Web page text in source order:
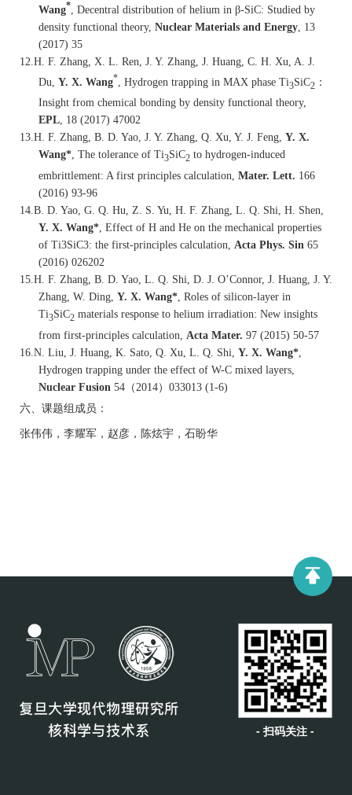
Wang* , Decentral distribution of helium in β-SiC: Studied by
density functional theory, Nuclear Materials and Energy , 13
(2017) 35
12. H. F. Zhang, X. L. Ren, J. Y. Zhang, J. Huang, C. H. Xu, A. J.
Du, Y. X. Wang* , Hydrogen trapping in MAX phase Ti3SiC2 ：
Insight from chemical bonding by density functional theory,
EPL, 18 (2017) 47002
13.H. F. Zhang, B. D. Yao, J. Y. Zhang, Q. Xu, Y. J. Feng, Y. X.
Wang*, The tolerance of Ti3SiC2 to hydrogen-induced
embrittlement: A first principles calculation, Mater. Lett. 166
(2016) 93-96
14.B. D. Yao, G. Q. Hu, Z. S. Yu, H. F. Zhang, L. Q. Shi, H. Shen,
Y. X. Wang*, Effect of H and He on the mechanical properties
of Ti3SiC3: the first-principles calculation, Acta Phys. Sin 65
(2016) 026202
15.H. F. Zhang, B. D. Yao, L. Q. Shi, D. J. O’Connor, J. Huang, J. Y.
Zhang, W. Ding, Y. X. Wang*, Roles of silicon-layer in
Ti3SiC2 materials response to helium irradiation: New insights
from first-principles calculation, Acta Mater. 97 (2015) 50-57
16. N. Liu, J. Huang, K. Sato, Q. Xu, L. Q. Shi, Y. X. Wang*
Hydrogen trapping under the effect of W-C mixed layers,
Nuclear Fusion 54 （ 2014） 033013 (1-6)
六、课题组成员：
张伟伟，李耀军，赵彦，陈炫宇，石盼华
- 扫码关注 -